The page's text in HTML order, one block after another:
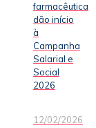
farmacêutica
dão início
à
Campanha
Salarial e
Social
2026
12/02/2026